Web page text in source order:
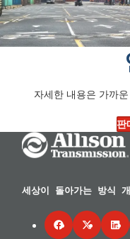
자세한 내용은 가까
판
Go Home
세상이 돌아가는 방식
FacebookTwitter